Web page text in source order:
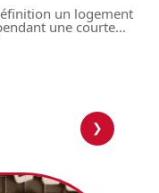
un logement
une courte…